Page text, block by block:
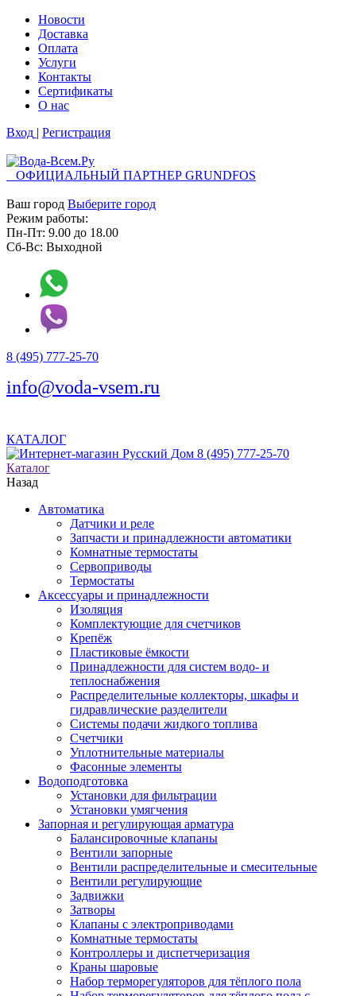
Новости
Доставка
Оплата
Услуги
Контакты
Cертификаты
О нас
Вход | Регистрация
ОФИЦИАЛЬНЫЙ ПАРТНЕР GRUNDFOS
Ваш город Выберите город
Режим работы:
Пн-Пт: 9.00 до 18.00
Сб-Вс: Выходной
8 (495) 777-25-70
info@voda-vsem.ru
КАТАЛОГ
8 (495) 777-25-70
Каталог
Назад
Автоматика
Датчики и реле
Запчасти и принадлежности автоматики
Комнатные термостаты
Сервоприводы
Термостаты
Аксессуары и принадлежности
Изоляция
Комплектующие для счетчиков
Крепёж
Пластиковые ёмкости
Принадлежности для систем водо- и
теплоснабжения
Распределительные коллекторы, шкафы и
гидравлические разделители
Системы подачи жидкого топлива
Счетчики
Уплотнительные материалы
Фасонные элементы
Водоподготовка
Установки для фильтрации
Установки умягчения
Запорная и регулирующая арматура
Балансировочные клапаны
Вентили запорные
Вентили распределительные и смесительные
Вентили регулирующие
Задвижки
Затворы
Клапаны с электроприводами
Комнатные термостаты
Контроллеры и диспетчеризация
Краны шаровые
Набор терморегуляторов для тёплого пола